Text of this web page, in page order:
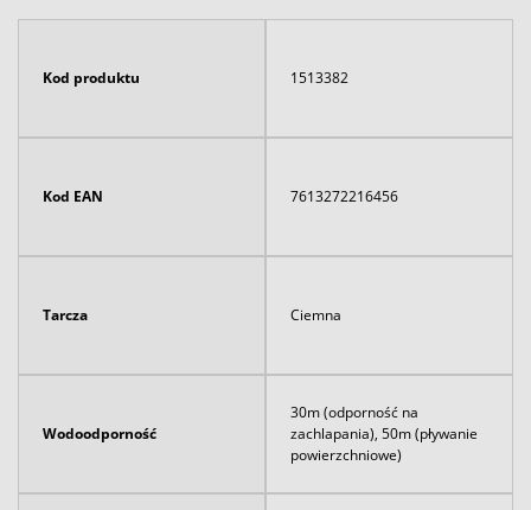
Kod produktu 1513382
Kod EAN 7613272216456
Tarcza Ciemna
Wodoodporność
30m (odporność na
zachlapania), 50m (pływanie
powierzchniowe)